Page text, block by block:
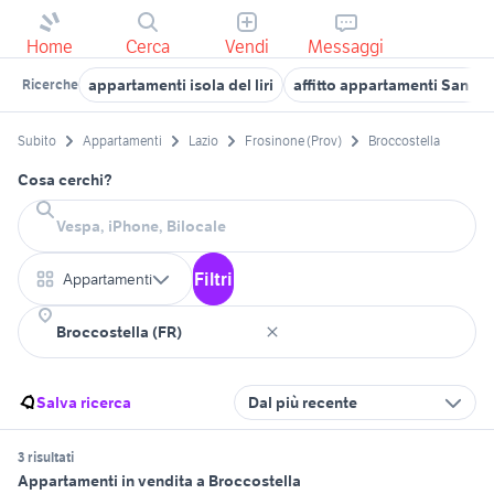
Home Cerca Vendi Messaggi
Ricerche appartamenti isola del liri affitto appartamenti San
Subito Appartamenti Lazio Frosinone (Prov) Broccostella
Cosa cerchi?
Appartamenti Filtri
Salva ricerca Dal più recente
3 risultati
Appartamenti in vendita a Broccostella